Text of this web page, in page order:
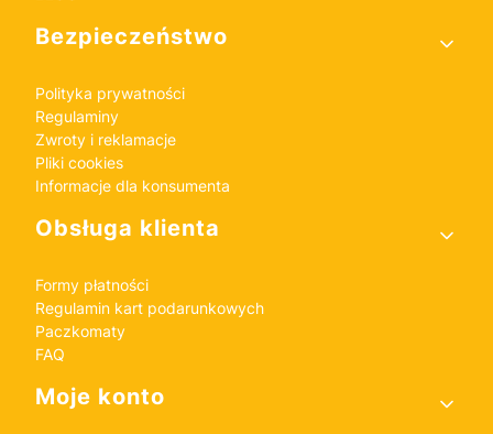
Bezpieczeństwo
Polityka prywatności
Regulaminy
Zwroty i reklamacje
Pliki cookies
Informacje dla konsumenta
Obsługa klienta
Formy płatności
Regulamin kart podarunkowych
Paczkomaty
FAQ
Moje konto